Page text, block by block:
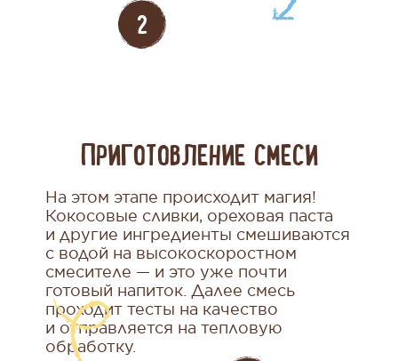
ПРИГОТОВЛЕНИЕ СМЕСИ
На этом этапе происходит магия!
Кокосовые сливки, ореховая паста
и другие ингредиенты смешиваются
с водой на высокоскоростном
смесителе — и это уже почти
готовый напиток. Далее смесь
проходит тесты на качество
и отправляется на тепловую
обработку.